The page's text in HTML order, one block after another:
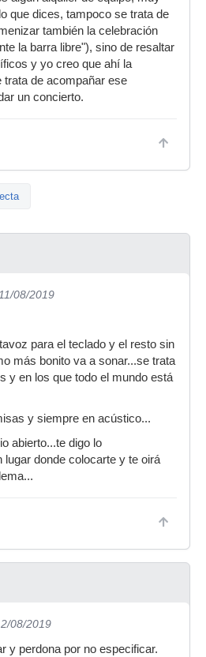
que dices, tampoco se trata de
también la celebración
la barra libre"), sino de resaltar
y yo creo que ahí la
de acompañar ese
un concierto.
08/2019
para el teclado y el resto sin
más bonito va a sonar...se trata
y en los que todo el mundo está
y siempre en acústico...
abierto...te digo lo
lugar donde colocarte y te oirá
08/2019
y perdona por no especificar.